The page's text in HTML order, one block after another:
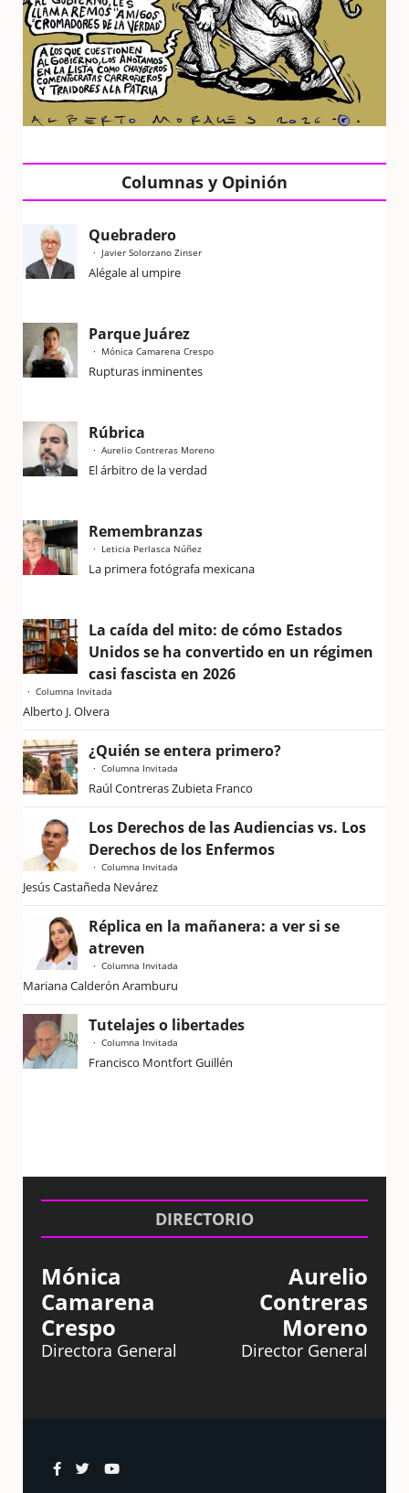
Columnas y Opinión
Quebradero
Javier Solorzano Zinser
Alégale al umpire
Parque Juárez
Mónica Camarena Crespo
Rupturas inminentes
Rúbrica
Aurelio Contreras Moreno
El árbitro de la verdad
Remembranzas
Leticia Perlasca Núñez
La primera fotógrafa mexicana
La caída del mito: de cómo Estados
Unidos se ha convertido en un régimen
casi fascista en 2026
Columna Invitada
Alberto J. Olvera
¿Quién se entera primero?
Columna Invitada
Raúl Contreras Zubieta Franco
Los Derechos de las Audiencias vs. Los
Derechos de los Enfermos
Columna Invitada
Jesús Castañeda Nevárez
Réplica en la mañanera: a ver si se
atreven
Columna Invitada
Mariana Calderón Aramburu
Tutelajes o libertades
Columna Invitada
Francisco Montfort Guillén
DIRECTORIO
Mónica
Camarena
Crespo
Directora General
Aurelio
Contreras
Moreno
Director General